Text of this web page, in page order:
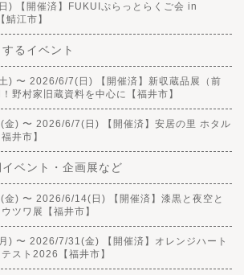
) 【開催済】FUKUIぷらっとらくご会 in
鯖江市】
るイベント
) 〜 2026/6/7(日) 【開催済】新収蔵品展（前
野村家旧蔵資料を中心に【福井市】
) 〜 2026/6/7(日) 【開催済】安居の里 ホタル
井市】
ベント・企画展など
) 〜 2026/6/14(日) 【開催済】漆黒と夜空と
ツワ展【福井市】
) 〜 2026/7/31(金) 【開催済】オレンジハート
スト2026【福井市】